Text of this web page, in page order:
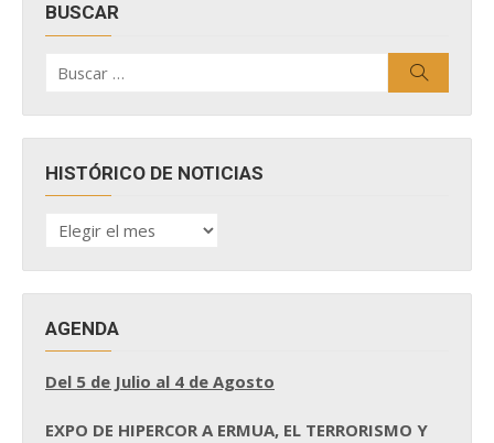
BUSCAR
por:
HISTÓRICO DE NOTICIAS
HISTÓRICO
DE
AGENDA
Del 5 de Julio al 4 de Agosto
EXPO DE HIPERCOR A ERMUA, EL TERRORISMO Y